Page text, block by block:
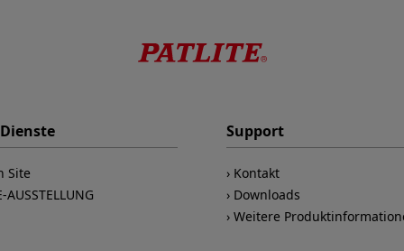
Site
AUSSTELLUNG
Support
Kontakt
Downloads
Weitere